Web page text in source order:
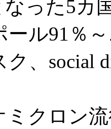
った5カ
ール91％
、social
クロン